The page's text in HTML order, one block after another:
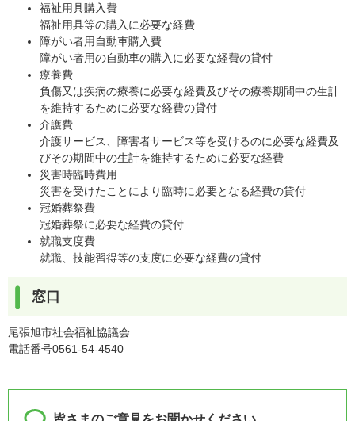
福祉用具購入費
福祉用具等の購入に必要な経費
障がい者用自動車購入費
障がい者用の自動車の購入に必要な経費の貸付
療養費
負傷又は疾病の療養に必要な経費及びその療養期間中の生計
を維持するために必要な経費の貸付
介護費
介護サービス、障害者サービス等を受けるのに必要な経費及
びその期間中の生計を維持するために必要な経費
災害時臨時費用
災害を受けたことにより臨時に必要となる経費の貸付
冠婚葬祭費
冠婚葬祭に必要な経費の貸付
就職支度費
就職、技能習得等の支度に必要な経費の貸付
窓口
尾張旭市社会福祉協議会
電話番号0561-54-4540